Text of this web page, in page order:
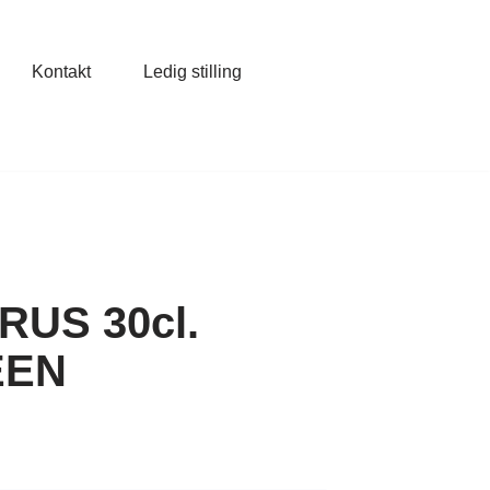
Kontakt
Ledig stilling
30cl.